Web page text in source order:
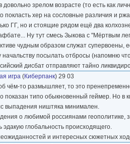
зрелом возрасте (то есть как
покласть хер на сословные различия и
ГГ, но и стоящие рядом ещё два
Ну тут смесь Зыкова с "Мёртвым
чудным образом служат супервоены,
посылать отбросы (напомню
дисбат отправляют тайно
игра (Киберпанк) 29 03
чём-то размышляет, то это
показан типо обыкновенный геймер. Но в
выпадения ништяка минимален.
о любимой россиянами геополитике,
эдакую глобальность происходящего.
и интересных сюжетных